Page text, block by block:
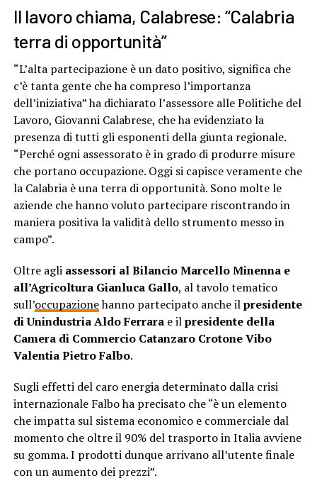
Il lavoro chiama, Calabrese: “Calabria
terra di opportunità”
“L’alta partecipazione è un dato positivo, significa che
c’è tanta gente che ha compreso l’importanza
dell’iniziativa” ha dichiarato l’assessore alle Politiche del
Lavoro, Giovanni Calabrese, che ha evidenziato la
presenza di tutti gli esponenti della giunta regionale.
“Perché ogni assessorato è in grado di produrre misure
che portano occupazione. Oggi si capisce veramente che
la Calabria è una terra di opportunità. Sono molte le
aziende che hanno voluto partecipare riscontrando in
maniera positiva la validità dello strumento messo in
campo”.
Oltre agli assessori al Bilancio Marcello Minenna e
all’Agricoltura Gianluca Gallo, al tavolo tematico
sull’occupazionehanno partecipato anche ilpresidente
di Unindustria Aldo Ferrarae ilpresidente della
Camera di Commercio Catanzaro Crotone Vibo
Valentia Pietro Falbo.
Sugli effetti del caro energia determinato dalla crisi
internazionale Falbo ha precisato che “è un elemento
che impatta sul sistema economico e commerciale dal
momento che oltre il 90% del trasporto in Italia avviene
su gomma. I prodotti dunque arrivano all’utente finale
con un aumento dei prezzi”.